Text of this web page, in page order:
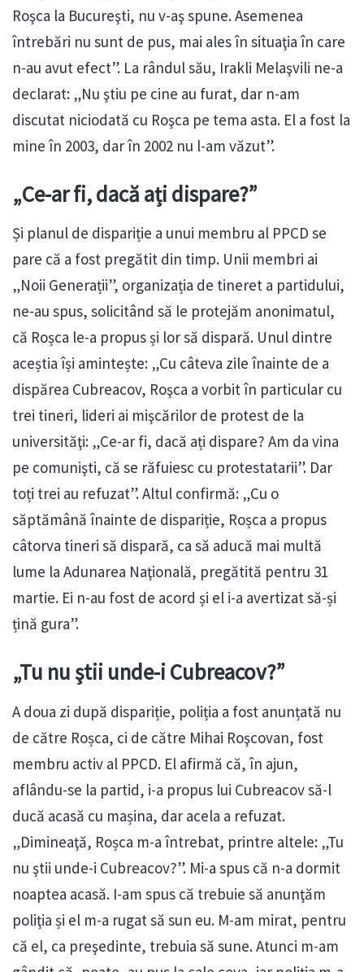
Roşca la Bucureşti, nu v-aş spune. Asemenea
întrebări nu sunt de pus, mai ales în situaţia în care
n-au avut efect”. La rândul său, Irakli Melaşvili ne-a
declarat: „Nu ştiu pe cine au furat, dar n-am
discutat niciodată cu Roşca pe tema asta. El a fost la
mine în 2003, dar în 2002 nu l-am văzut”.
„Ce-ar fi, dacă ați dispare?”
Și planul de dispariție a unui membru al PPCD se
pare că a fost pregătit din timp. Unii membri ai
„Noii Generații”, organizația de tineret a partidului,
ne-au spus, solicitând să le protejăm anonimatul,
că Roșca le-a propus și lor să dispară. Unul dintre
aceștia își amintește: „Cu câteva zile înainte de a
dispărea Cubreacov, Roşca a vorbit în particular cu
trei tineri, lideri ai mişcărilor de protest de la
universităţi: „Ce-ar fi, dacă ați dispare? Am da vina
pe comunişti, că se răfuiesc cu protestatarii”. Dar
toți trei au refuzat”. Altul confirmă: „Cu o
săptămână înainte de dispariție, Roșca a propus
câtorva tineri să dispară, ca să aducă mai multă
lume la Adunarea Naţională, pregătită pentru 31
martie. Ei n-au fost de acord și el i-a avertizat să-și
țină gura”.
„Tu nu ştii unde-i Cubreacov?”
A doua zi după dispariție, poliția a fost anunțată nu
de către Roșca, ci de către Mihai Roşcovan, fost
membru activ al PPCD. El afirmă că, în ajun,
aflându-se la partid, i-a propus lui Cubreacov să-l
ducă acasă cu mașina, dar acela a refuzat.
„Dimineaţă, Roșca m-a întrebat, printre altele: „Tu
nu ştii unde-i Cubreacov?”. Mi-a spus că n-a dormit
noaptea acasă. I-am spus că trebuie să anunţăm
poliţia și el m-a rugat să sun eu. M-am mirat, pentru
că el, ca preşedinte, trebuia să sune. Atunci m-am